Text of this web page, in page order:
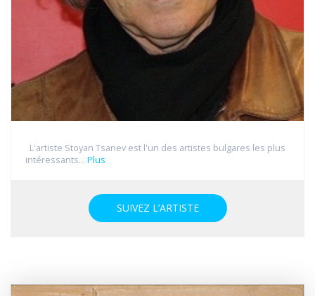
L'artiste Stoyan Tsanev est l'un des artistes bulgares les plus
intéressants... Plus
SUIVEZ L’ARTISTE